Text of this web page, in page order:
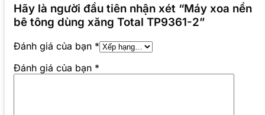
Hãy là người đầu tiên nhận xét “Máy xoa nền
bê tông dùng xăng Total TP9361-2”
Đánh giá của bạn *
Đánh giá của bạn *